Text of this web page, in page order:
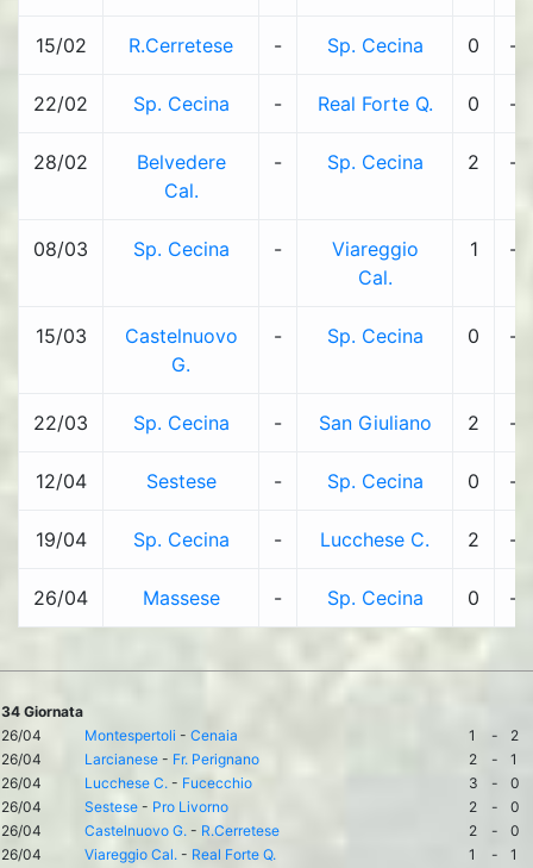
15/02 R.Cerretese - Sp. Cecina 0 -
22/02 Sp. Cecina - Real Forte Q. 0 -
28/02
Belvedere
Cal.
- Sp. Cecina 2 -
08/03 Sp. Cecina -
Viareggio
Cal.
1 -
15/03
Castelnuovo
G.
- Sp. Cecina 0 -
22/03 Sp. Cecina - San Giuliano 2 -
12/04 Sestese - Sp. Cecina 0 -
19/04 Sp. Cecina - Lucchese C. 2 -
26/04 Massese - Sp. Cecina 0 -
34 Giornata
26/04
Montespertoli - Cenaia 1 -
2
26/04
Larcianese - Fr. Perignano 2 -
1
26/04
Lucchese C. - Fucecchio 3 -
0
26/04
Sestese - Pro Livorno 2 -
0
26/04
Castelnuovo G. - R.Cerretese 2 -
0
26/04
Viareggio Cal. - Real Forte Q. 1 -
1